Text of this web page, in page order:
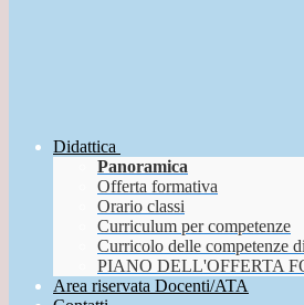
Didattica
Panoramica
Offerta formativa
Orario classi
Curriculum per competenze
Curricolo delle competenze
PIANO DELL'OFFERTA
Area riservata Docenti/ATA